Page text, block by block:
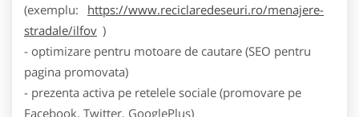
(exemplu:
https://www.reciclaredeseuri.ro/menajere-
stradale/ilfov )
- optimizare pentru motoare de cautare (SEO pentru
pagina promovata)
- prezenta activa pe retelele sociale (promovare pe
Facebook, Twitter, GooglePlus)